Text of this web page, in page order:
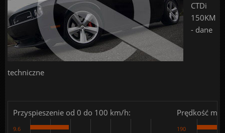
CTDi
150KM
- dane
techniczne
Przyspieszenie od 0 do 100 km/h:
9.6
Prędkość
190